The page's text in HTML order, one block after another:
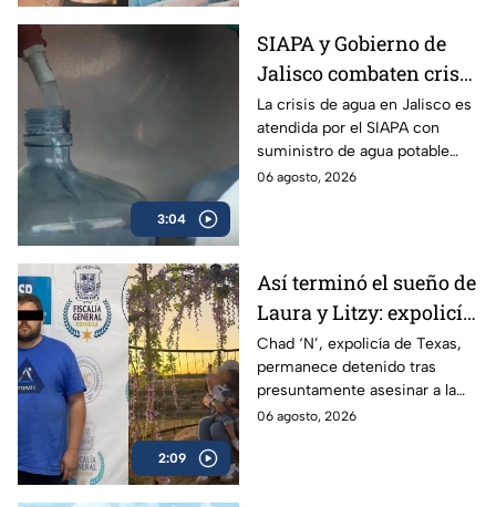
3:04
SIAPA y Gobierno de
Jalisco combaten crisis
de agua y llevan
suministro potable
gratuito a colonias
afectadas
La crisis de agua en Jalisco es
atendida por el SIAPA con
suministro de agua potable
gratuito, nuevas obras de
06 agosto, 2026
2:09
Así terminó el sueño de
Laura y Litzy: expolicía
de Texas permanece
detenido por
multihomicidio en
Saltillo
Chad ‘N’, expolicía de Texas,
permanece detenido tras
presuntamente asesinar a la
familia de su expareja en
06 agosto, 2026